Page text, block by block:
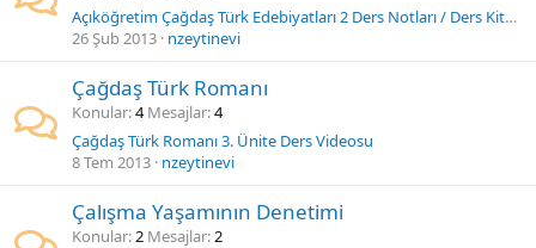
Açıköğretim Çağdaş Türk Edebiyatları 2 Ders Notları / Ders Kitabı
26 Şub 2013 nzeytinevi
Çağdaş Türk Romanı
Konular 4 Mesajlar 4
Çağdaş Türk Romanı 3. Ünite Ders Videosu
8 Tem 2013 nzeytinevi
Çalışma Yaşamının Denetimi
Konular 2 Mesajlar 2